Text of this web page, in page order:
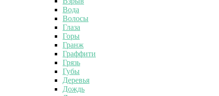
Вода
Волосы
Глаза
Горы
Гранж
Граффити
Грязь
Губы
Деревья
Дождь